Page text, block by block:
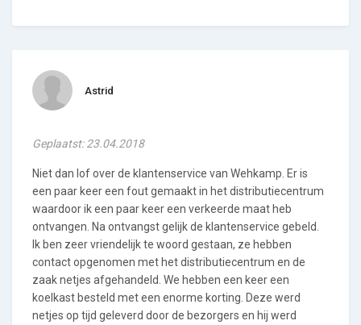
Astrid
Geplaatst: 23.04.2018
Niet dan lof over de klantenservice van Wehkamp. Er is
een paar keer een fout gemaakt in het distributiecentrum
waardoor ik een paar keer een verkeerde maat heb
ontvangen. Na ontvangst gelijk de klantenservice gebeld.
Ik ben zeer vriendelijk te woord gestaan, ze hebben
contact opgenomen met het distributiecentrum en de
zaak netjes afgehandeld. We hebben een keer een
koelkast besteld met een enorme korting. Deze werd
netjes op tijd geleverd door de bezorgers en hij werd